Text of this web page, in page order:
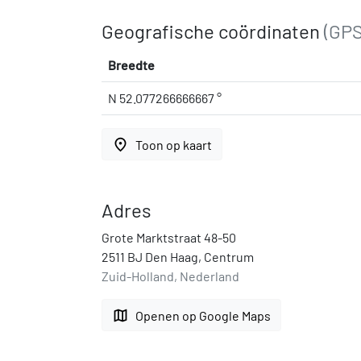
Geografische coördinaten
Breedte
N 52.077266666667 °
place Toon op kaart
Adres
Grote Marktstraat 48-50
2511 BJ Den Haag, Centrum
Zuid-Holland, Nederland
map Openen op Google Maps